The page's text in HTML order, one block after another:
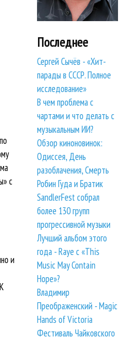
с
и
Последнее
Сергей Сычёв - «Хит-
парады в СССР. Полное
исследование»
В чем проблема с
чартами и что делать с
музыкальным ИИ?
Обзор киноновинок:
Одиссея, День
разоблачения, Смерть
Робин Гуда и Братик
SandlerFest собрал
более 130 групп
прогрессивной музыки
Лучший альбом этого
года - Raye с «This
Music May Contain
Hope»?
Владимир
Преображенский - Magic
Hands of Victoria
Фестиваль Чайковского